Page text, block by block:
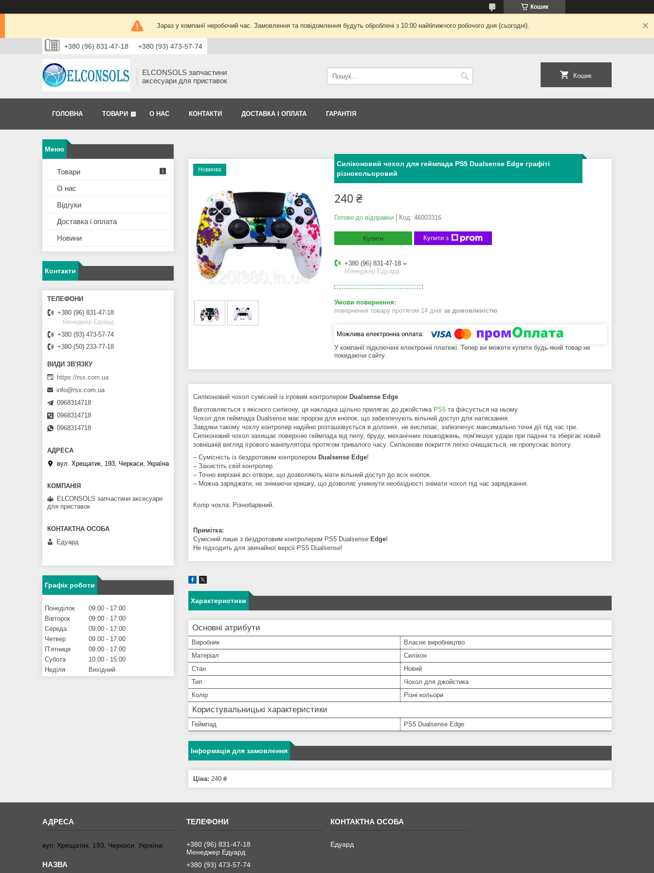
Кошик
Зараз у компанії неробочий час. Замовлення та повідомлення будуть оброблені з 10:00 найближчого робочого дня (сьогодні).
+380 (96) 831-47-18 +380 (93) 473-57-74
ELCONSOLS запчастини
аксесуари для приставок
Кошик
ГОЛОВНА ТОВАРИ О НАС КОНТАКТИ ДОСТАВКА І ОПЛАТА ГАРАНТІЯ
Новинка
Силіконовий чохол для геймпада PS5 Dualsense Edge графіті
різнокольоровий
240 ₴
Готово до відправки Код: 46003316
Купити Купити з
+380 (96) 831-47-18
Менеджер Едуард
повернення товару протягом 14 днів за домовленістю
У компанії підключені електронні платежі. Тепер ви можете купити будь-який товар не
покидаючи сайту.
Силіконовий чохол сумісний із ігровим контролером Dualsense Edge
Виготовляється з якісного силікону, ця накладка щільно прилягає до джойстика PS5 та фіксується на ньому.
Чохол для геймпада Dualsense має прорізи для кнопок, що забезпечують вільний доступ для натискання.
Завдяки такому чохлу контролер надійно розташовується в долонях, не вислизає, забезпечує максимально точні дії під час гри.
Силіконовий чохол захищає поверхню геймпада від пилу, бруду, механічних пошкоджень, пом'якшує удари при падінні та зберігає новий
зовнішній вигляд ігрового маніпулятора протягом тривалого часу. Силіконове покриття легко очищається, не пропускає вологу.
– Сумісність із бездротовим контролером Dualsense Edge!
– Захистіть свій контролер.
– Точно вирізані всі отвори, що дозволяють мати вільний доступ до всіх кнопок.
– Можна заряджати, не знімаючи кришку, що дозволяє уникнути необхідності знімати чохол під час заряджання.
Колір чохла: Різнобарвний.
Примітка:
Сумісний лише з бездротовим контролером PS5 Dualsense Edge!
Не підходить для звичайної версії PS5 Dualsense!
Характеристики
Основні атрибути
Виробник
Власне виробництво
Матеріал
Силікон
Стан
Новий
Тип
Чохол для джойстика
Колір
Різні кольори
Користувальницькі характеристики
Геймпад PS5 Dualsense Edge
Інформація для замовлення
Ціна: 240 ₴
Товари
О нас
Відгуки
Доставка і оплата
Новини
Контакти
+380 (96) 831-47-18
Менеджер Едуард
+380 (93) 473-57-74
+380 (50) 233-77-18
https://rsx.com.ua
info@rsx.com.ua
0968314718
0968314718
0968314718
вул. Хрещатик, 193, Черкаси, Україна
ELCONSOLS запчастини аксесуари
для приставок
Едуард
Графік роботи
Понеділок 09:00
17:00
Вівторок
09:00
17:00
Середа
09:00
17:00
Четвер
09:00
17:00
Пʼятниця
09:00
17:00
Субота
10:00
15:00
Неділя
Вихідний
вул. Хрещатик, 193, Черкаси, Україна
+380 (96) 831-47-18
Менеджер Едуард
+380 (93) 473-57-74
Едуард